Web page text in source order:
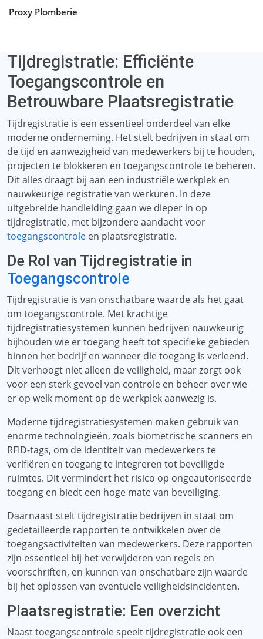
Proxy Plomberie
Tijdregistratie: Efficiënte
Toegangscontrole en
Betrouwbare Plaatsregistratie
Tijdregistratie is een essentieel onderdeel van elke
moderne onderneming. Het stelt bedrijven in staat om
de tijd en aanwezigheid van medewerkers bij te houden,
projecten te blokkeren en toegangscontrole te beheren.
Dit alles draagt ​​bij aan een industriële werkplek en
nauwkeurige registratie van werkuren. In deze
uitgebreide handleiding gaan we dieper in op
tijdregistratie, met bijzondere aandacht voor
toegangscontrole en plaatsregistratie.
De Rol van Tijdregistratie in
Toegangscontrole
Tijdregistratie is van onschatbare waarde als het gaat
om toegangscontrole. Met krachtige
tijdregistratiesystemen kunnen bedrijven nauwkeurig
bijhouden wie er toegang heeft tot specifieke gebieden
binnen het bedrijf en wanneer die toegang is verleend.
Dit verhoogt niet alleen de veiligheid, maar zorgt ook
voor een sterk gevoel van controle en beheer over wie
er op welk moment op de werkplek aanwezig is.
Moderne tijdregistratiesystemen maken gebruik van
enorme technologieën, zoals biometrische scanners en
RFID-tags, om de identiteit van medewerkers te
verifiëren en toegang te integreren tot beveiligde
ruimtes. Dit vermindert het risico op ongeautoriseerde
toegang en biedt een hoge mate van beveiliging.
Daarnaast stelt tijdregistratie bedrijven in staat om
gedetailleerde rapporten te ontwikkelen over de
toegangsactiviteiten van medewerkers. Deze rapporten
zijn essentieel bij het verwijderen van regels en
voorschriften, en kunnen van onschatbare zijn waarde
bij het oplossen van eventuele veiligheidsincidenten.
Plaatsregistratie: Een overzicht
Naast toegangscontrole speelt tijdregistratie ook een